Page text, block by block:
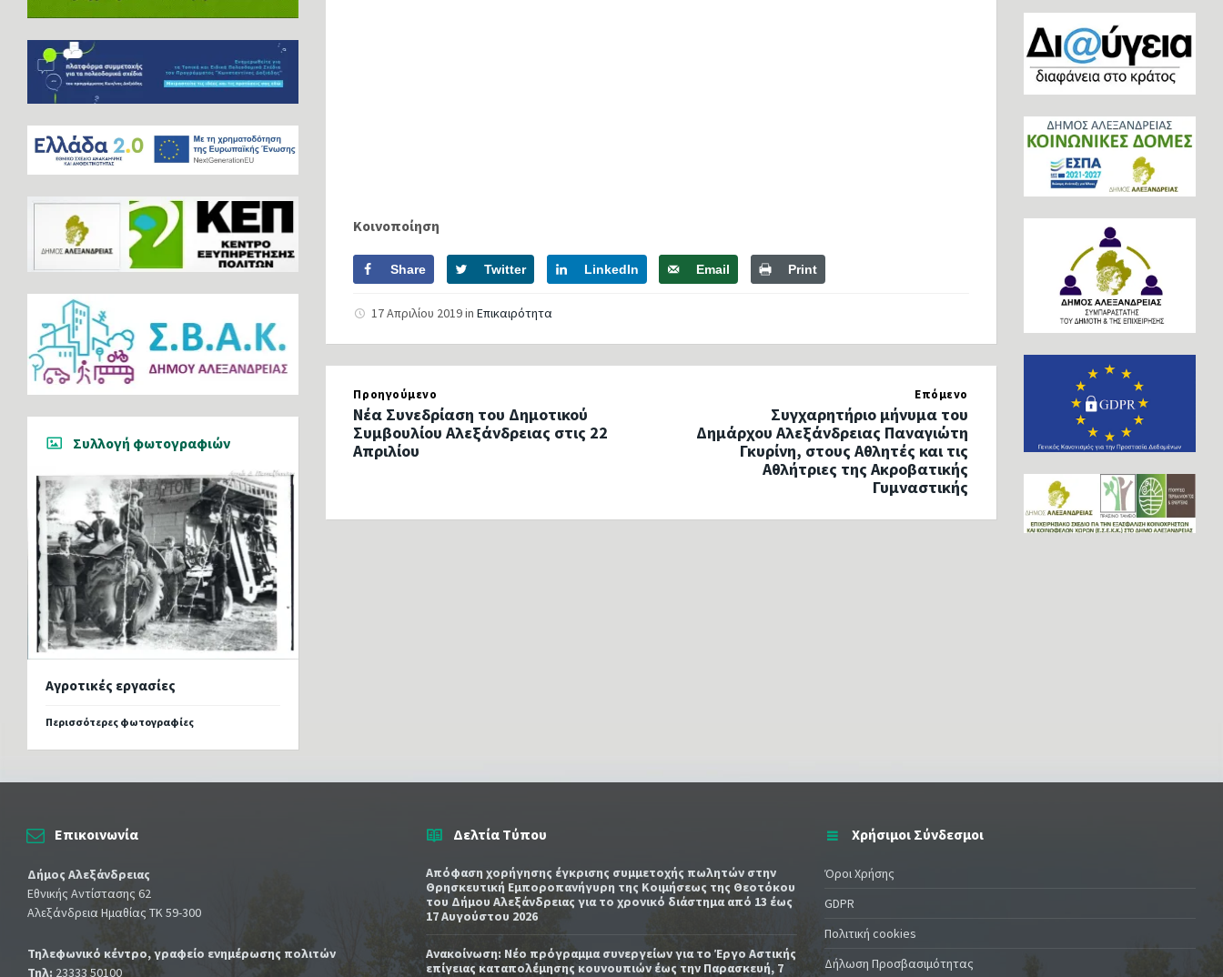
Κοινοποίηση
Share Twitter LinkedIn Email Print
17 Απριλίου 2019inΕπικαιρότητα
Προηγούμενο
Νέα Συνεδρίαση του Δημοτικού
Συμβουλίου Αλεξάνδρειας στις 22
Απριλίου
Επόμενο
Συγχαρητήριο μήνυμα του
Δημάρχου Αλεξάνδρειας Παναγιώτη
Γκυρίνη, στους Αθλητές και τις
Αθλήτριες της Ακροβατικής
Γυμναστικής
Συλλογή φωτογραφιών
Αγροτικές εργασίες
Περισσότερες φωτογραφίες
Επικοινωνία
Δήμος Αλεξάνδρειας
Εθνικής Αντίστασης 62
Αλεξάνδρεια Ημαθίας ΤΚ 59-300
Τηλεφωνικό κέντρο, γραφείο ενημέρωσης πολιτών
Τηλ: 23333 50100
Δελτία Τύπου
Απόφαση χορήγησης έγκρισης συμμετοχής πωλητών στην
Θρησκευτική Εμποροπανήγυρη της Κοιμήσεως της Θεοτόκου
του Δήμου Αλεξάνδρειας για το χρονικό διάστημα από 13 έως
17 Αυγούστου 2026
Ανακοίνωση: Νέο πρόγραμμα συνεργείων για το Έργο Αστικής
επίγειας καταπολέμησης κουνουπιών έως την Παρασκευή, 7
Χρήσιμοι Σύνδεσμοι
Όροι Χρήσης
GDPR
Πολιτική cookies
Δήλωση Προσβασιμότητας